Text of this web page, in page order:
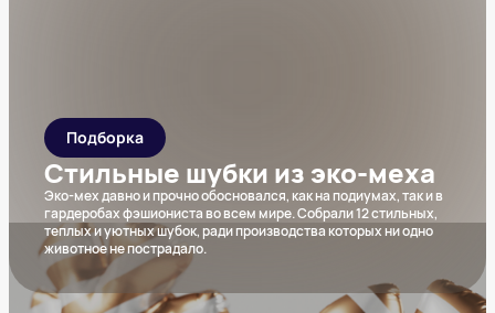
Подборка
Стильные шубки из эко-меха
Эко-мех давно и прочно обосновался, как на подиумах, так и в
гардеробах фэшиониста во всем мире. Собрали 12 стильных,
теплых и уютных шубок, ради производства которых ни одно
животное не пострадало.